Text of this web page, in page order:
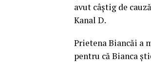
avut câştig de
Kanal D.
Prietena Biancăi a
pentru că Bianca